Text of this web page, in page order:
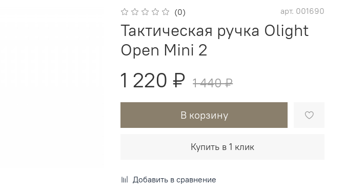
(0) арт. 001690
Тактическая ручка Olight
Open Mini 2
1 220 ₽ 1 440 ₽
В корзину
Купить в 1 клик
Добавить в сравнение